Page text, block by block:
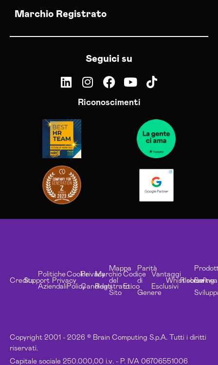
Marchio Registrato
Seguici su
Riconoscimenti
Copyright 2001 - 2026 © Brain Computing S.p.A. Tutti i diritti
riservati.
Capitale sociale 250.000,00 i.v. - P. IVA 06706551006
CreditsSupport
Politiche
Aziendali
Privacy
Cookie
Policy
Privacy
Candidati
Marchio
Registrato
Mappa
del
Sito
Codice
Etico
Parità
di
Genere
Vantaggi
Esclusivi
Whistleblowing
Risorse